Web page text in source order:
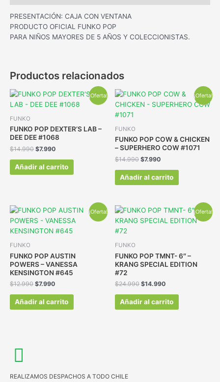
PRESENTACIÓN: CAJA CON VENTANA
PRODUCTO OFICIAL FUNKO POP
PARA NIÑOS MAYORES DE 5 AÑOS Y COLECCIONISTAS.
Productos relacionados
¡Oferta!
FUNKO
FUNKO POP DEXTER’S LAB –
DEE DEE #1068
$14.990 $7.990
Añadir al carrito
¡Oferta!
FUNKO
FUNKO POP COW & CHICKEN
– SUPERHERO COW #1071
$14.990 $7.990
Añadir al carrito
¡Oferta!
FUNKO
FUNKO POP AUSTIN
POWERS – VANESSA
KENSINGTON #645
$12.990 $7.990
Añadir al carrito
¡Oferta!
FUNKO
FUNKO POP TMNT- 6″ –
KRANG SPECIAL EDITION
#72
$24.990 $14.990
Añadir al carrito
REALIZAMOS DESPACHOS A TODO CHILE